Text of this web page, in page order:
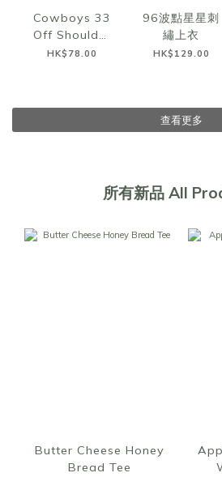
Cowboys 33
Off Shoulder
Top
HK$78.00
96波點星星刺
繡上衣
HK$129.00
查看更多
所有新品 All
Butter Cheese Honey
Bread Tee